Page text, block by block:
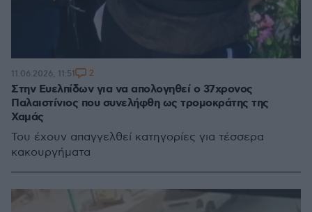
Στην Ευελπίδων για να απολογηθεί ο 37χρονος
Παλαιστίνιος που συνελήφθη ως τρομοκράτης της
Χαμάς
Του έχουν απαγγελθεί κατηγορίες για τέσσερα
κακουργήματα
11.06.2026, 11:51 2